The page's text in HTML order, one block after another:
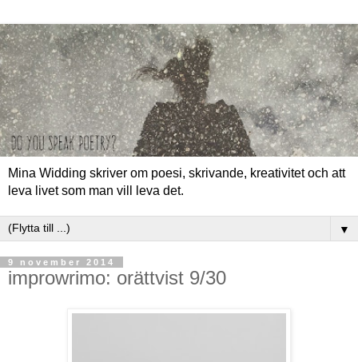
Mina Widding skriver om poesi, skrivande, kreativitet och att
leva livet som man vill leva det.
▼
9 november 2014
improwrimo: orättvist 9/30